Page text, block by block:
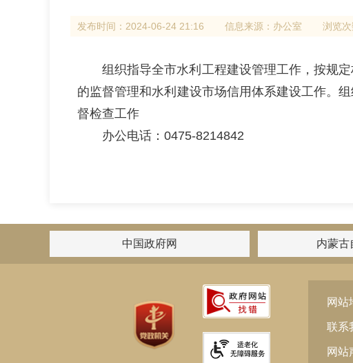
发布时间： 2024-06-24 21:16 信息来源： 办公室 浏览
组织指导全市水利工程建设管理工作，按规
的监督管理和水利建设市场信用体系建设工作。
督检查工作
办公电话：0475-8214842
中国政府网 内蒙古
网站
联系
网站